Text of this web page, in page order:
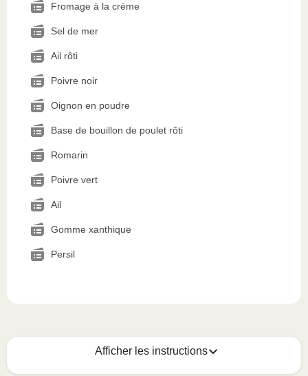
Fromage à la crème
Sel de mer
Ail rôti
Poivre noir
Oignon en poudre
Base de bouillon de poulet rôti
Romarin
Poivre vert
Ail
Gomme xanthique
Persil
Afficher les instructions